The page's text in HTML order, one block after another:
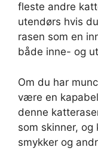
fleste andre
utendørs hvis
rasen som en
både inne- og
Om du har
være en
denne
som skinner,
smykker og